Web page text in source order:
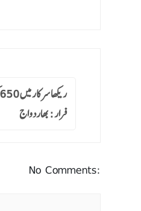
فرار : بھاردواج
No Comments: